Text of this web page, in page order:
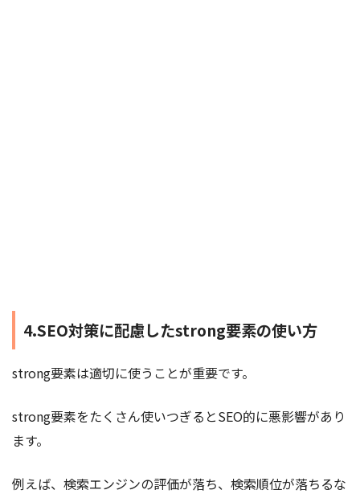
4.SEO対策に配慮したstrong要素の使い方
strong要素は適切に使うことが重要です。
strong要素をたくさん使いつぎるとSEO的に悪影響があり
ます。
例えば、検索エンジンの評価が落ち、検索順位が落ちるな